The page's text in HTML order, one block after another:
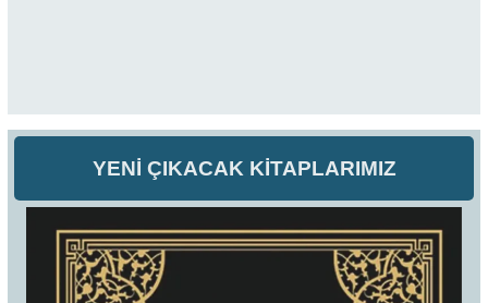
YENİ ÇIKACAK KİTAPLARIMIZ